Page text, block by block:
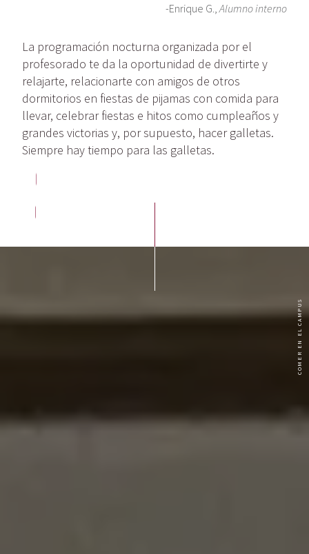
-Enrique G.,Alumno interno
La programación nocturna organizada por el
profesorado te da la oportunidad de divertirte y
relajarte, relacionarte con amigos de otros
dormitorios en fiestas de pijamas con comida para
llevar, celebrar fiestas e hitos como cumpleaños y
grandes victorias y, por supuesto, hacer galletas.
Siempre hay tiempo para las galletas.
COMER EN EL CAMPUS